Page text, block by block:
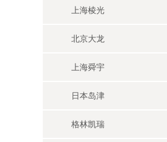
上海棱光
北京大龙
上海舜宇
日本岛津
格林凯瑞